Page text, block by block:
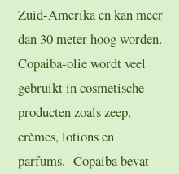
Zuid-Amerika en kan meer
dan 30 meter hoog worden.
Copaiba-olie wordt veel
gebruikt in cosmetische
producten zoals zeep,
crèmes, lotions en
parfums. Copaiba bevat